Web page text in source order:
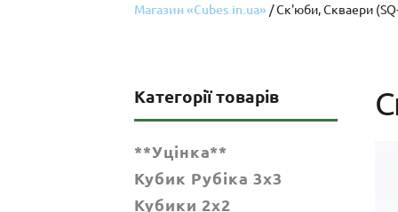
Магазин «Cubes.in.ua» / Ск'юби, Cкваери
Категорії товарів
**Уцінка**
Кубик Рубіка 3x3
Кубики 2x2